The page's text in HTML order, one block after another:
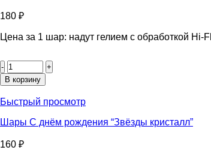
180 ₽
Цена за 1 шар: надут гелием с обработкой Hi-
товара
Шары
"Светящиеся
разноцветные
В корзину
Быстрый просмотр
Шары С днём рождения “Звёзды кристалл”
160 ₽